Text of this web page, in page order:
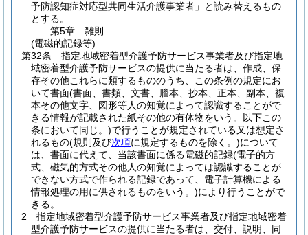
予防認知症対応型共同生活介護事業者」と読み替えるもの
とする。
第5章
雑則
(電磁的記録等)
第32条
指定地域密着型介護予防サービス事業者及び指定地
域密着型介護予防サービスの提供に当たる者は、作成、保
存その他これらに類するもののうち、この条例の規定にお
いて書面(書面、書類、文書、謄本、抄本、正本、副本、複
本その他文字、図形等人の知覚によって認識することがで
きる情報が記載された紙その他の有体物をいう。以下この
条において同じ。)で行うことが規定されている又は想定さ
れるもの(規則及び次項に規定するものを除く。)について
は、書面に代えて、当該書面に係る電磁的記録(電子的方
式、磁気的方式その他人の知覚によっては認識することが
できない方式で作られる記録であって、電子計算機による
情報処理の用に供されるものをいう。)により行うことがで
きる。
2
指定地域密着型介護予防サービス事業者及び指定地域密着
型介護予防サービスの提供に当たる者は、交付、説明、同